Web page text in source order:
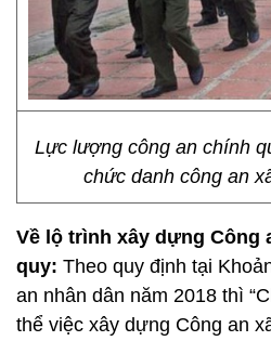
Lực lượng công an chính
chức danh công an
Về lộ trình xây dựng Công
quy: Theo quy định tại
an nhân dân năm 2018 thì
thể việc xây dựng Công an